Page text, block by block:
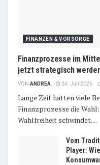
FINANZEN & VORSORGE
Finanzprozesse im
jetzt strategisch
VON ANDREA 24. Juli 2026
Lange Zeit hatten viele
Finanzprozesse die
Wahlfreiheit schwindet....
Vom
Player: